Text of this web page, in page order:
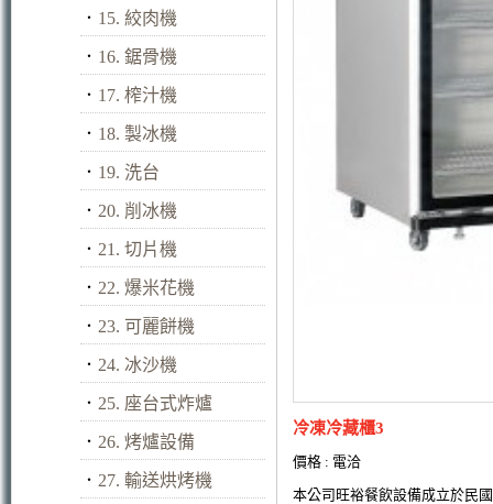
． 15. 絞肉機
． 16. 鋸骨機
． 17. 榨汁機
． 18. 製冰機
． 19. 洗台
． 20. 削冰機
． 21. 切片機
． 22. 爆米花機
． 23. 可麗餅機
． 24. 冰沙機
． 25. 座台式炸爐
． 26. 烤爐設備
． 27. 輸送烘烤機
冷凍冷藏櫃3
價格 : 電洽
本公司旺裕餐飲設備成立於民